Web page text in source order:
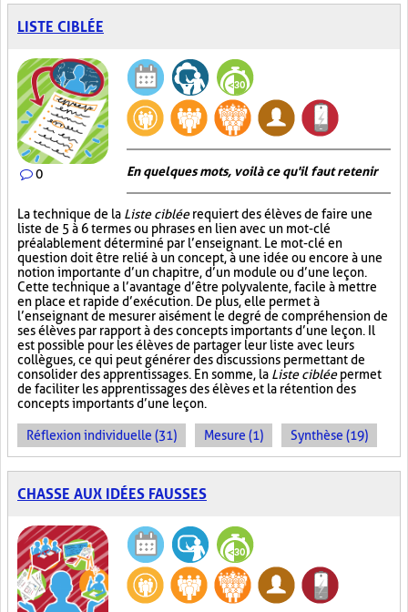
LISTE CIBLÉE
0 En quelques mots, voilà ce qu'il faut retenir
La technique de la Liste cibléerequiert des élèves de faire une
liste de 5 à 6 termes ou phrases en lien avec un mot-clé
préalablement déterminé par l’enseignant. Le mot-clé en
question doit être relié à un concept, à une idée ou encore à une
notion importante d’un chapitre, d’un module ou d’une leçon.
Cette technique a l’avantage d’être polyvalente, facile à mettre
en place et rapide d’exécution. De plus, elle permet à
l’enseignant de mesurer aisément le degré de compréhension de
ses élèves par rapport à des concepts importants d’une leçon. Il
est possible pour les élèves de partager leur liste avec leurs
collègues, ce qui peut générer des discussions permettant de
consolider des apprentissages. En somme, la Liste cibléepermet
de faciliter les apprentissages des élèves et la rétention des
concepts importants d’une leçon.
Réflexion individuelle (31) Mesure (1) Synthèse (19)
CHASSE AUX IDÉES FAUSSES